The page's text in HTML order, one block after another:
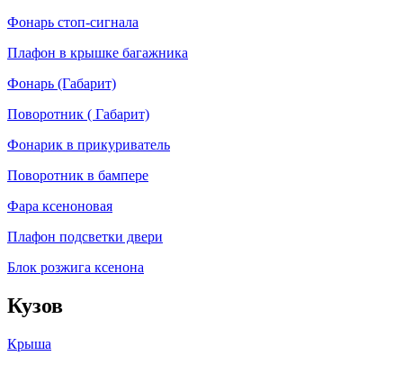
Фонарь стоп-сигнала
Плафон в крышке багажника
Фонарь (Габарит)
Поворотник ( Габарит)
Фонарик в прикуриватель
Поворотник в бампере
Фара ксеноновая
Плафон подсветки двери
Блок розжига ксенона
Кузов
Крыша